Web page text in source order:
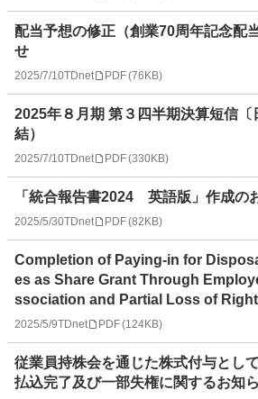
配当予想の修正（創業70周年記念配
せ
2025/7/10TDnet PDF(76KB)
2025年８月期 第３四半期決算短信〔
結）
2025/7/10TDnet PDF(330KB)
「統合報告書2024 英語版」作成の
2025/5/30TDnet PDF(82KB)
Completion of Paying-in for
es as Share Grant Through
ssociation and Partial Loss of
2025/5/9TDnet PDF(124KB)
従業員持株会を通じた株式付与とし
払込完了及び一部失権に関するお知